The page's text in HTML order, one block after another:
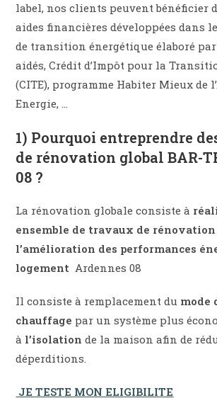
label, nos clients peuvent bénéficier
aides financières développées dans
de transition énergétique élaboré par
aidés, Crédit d’Impôt pour la
(CITE), programme Habiter Mieux de
Energie, …
1) Pourquoi entreprendre
de rénovation global BAR-
08 ?
La rénovation globale consiste à
ensemble de travaux de rénovation
l’amélioration des performances
logement Ardennes 08
Il consiste à remplacement du mode
chauffage par un système plus
à l’isolation de la maison afin de
déperditions.
JE TESTE MON ELIGIBILITE